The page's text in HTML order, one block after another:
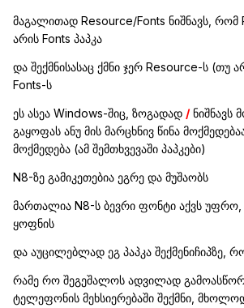
მაგალითად Resource/Fonts ნიშნავს, რომ
არის Fonts პაპკა
და შექმნისასაც ქმნი ჯერ Resource-ს (თუ
Fonts-ს
ეს ასეა Windows-შიც, ზოგადად / ნიშნავს
გაყოფას ანუ მის მარცხნივ წინა
მოქმედება (ამ შემთხვევაში პაპკები)
N8-ზე გამიკეთებია ეგრე და მუშაობს
მართალია N8-ს ბევრი ფონტი აქვს უფრო,
ყოფნის
და აუცილებლად ეგ პაპკა შექმენიჩიპზე,
რამე რო შეგეშალოს ადვილად
ტელეფონის მეხსიერებაში შექმნი,